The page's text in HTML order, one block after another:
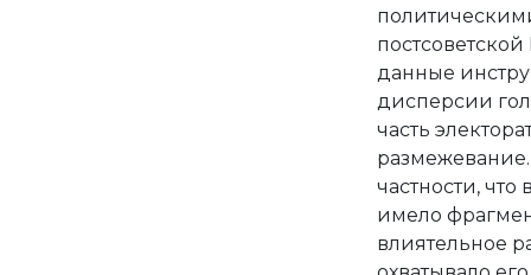
данные
дисперсии
часть
частности, что
имело
влиятельное